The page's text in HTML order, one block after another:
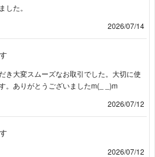
した。
2026/07/14
き大変スムーズなお取引でした。大切に使
。ありがとうございましたm(_ _)m
2026/07/12
2026/07/12